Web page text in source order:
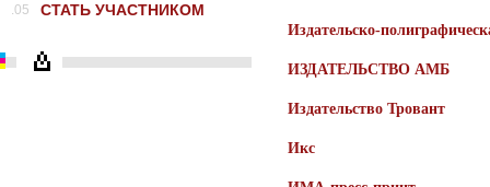
.05 СТАТЬ УЧАСТНИКОМ
Издательско-
ИЗДАТЕЛЬСТВО АМБ
Издательство Тровант
Икс